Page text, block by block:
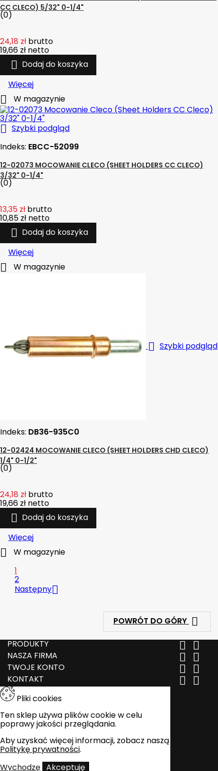
CC CLECO) 5/32" 0-1/4"
(0)
24,18 zł brutto
19,66 zł netto
 Dodaj do koszyka
Więcej
 W magazynie
 Szybki podgląd
Indeks: EBCC-52099
12-02073 MOCOWANIE CLECO (SHEET HOLDERS CC CLECO)
3/32" 0-1/4"
(0)
13,35 zł brutto
10,85 zł netto
 Dodaj do koszyka
Więcej
 W magazynie
 Szybki podgląd
Indeks: DB36-935C0
12-02424 MOCOWANIE CLECO (SHEET HOLDERS CHD CLECO)
1/4" 0-1/2"
(0)
24,18 zł brutto
19,66 zł netto
 Dodaj do koszyka
Więcej

W magazynie
1
2
Następny
POWRÓT DO GÓRY 
PRODUKTY  
NASZA FIRMA  
TWOJE KONTO  
KONTAKT  
Pliki cookies
Ten sklep używa plików cookie w celu
poprawy jakości przeglądania.
Aby uzyskać więcej informacji, zobacz naszą
Politykę prywatności.
Wychodzę Akceptuję